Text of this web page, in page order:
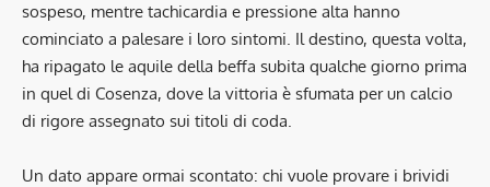
sospeso, mentre tachicardia e pressione alta hanno
cominciato a palesare i loro sintomi. Il destino, questa volta,
ha ripagato le aquile della beffa subita qualche giorno prima
in quel di Cosenza, dove la vittoria è sfumata per un calcio
di rigore assegnato sui titoli di coda.
Un dato appare ormai scontato: chi vuole provare i brividi